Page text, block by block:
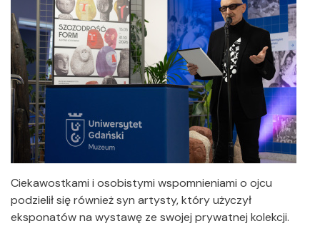
Ciekawostkami i osobistymi wspomnieniami o ojcu
podzielił się również syn artysty, który użyczył
eksponatów na wystawę ze swojej prywatnej kolekcji.